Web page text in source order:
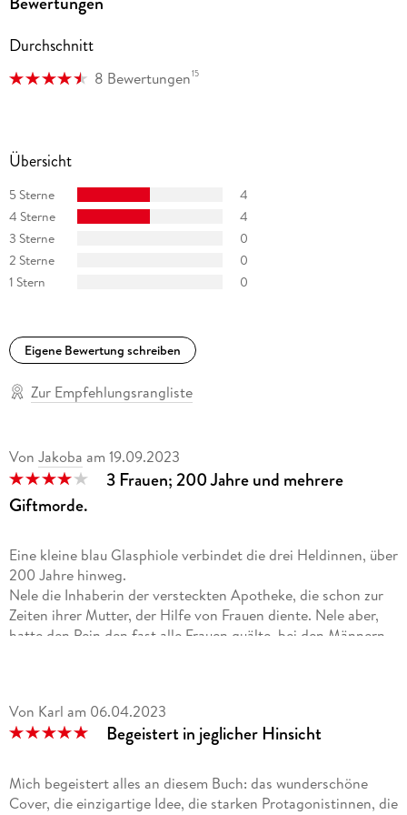
Durchschnitt
8 Bewertungen15
Übersicht
5 Sterne
4
4 Sterne
4
3 Sterne
0
2 Sterne
0
1 Stern
0
Eigene Bewertung schreiben
Zur Empfehlungsrangliste
Von Jakoba am 19.09.2023
3 Frauen; 200 Jahre und mehrere
Giftmorde.
Eine kleine blau Glasphiole verbindet die drei Heldinnen, über
200 Jahre hinweg.
Nele die Inhaberin der versteckten Apotheke, die schon zur
Zeiten ihrer Mutter, der Hilfe von Frauen diente. Nele aber,
hatte den Pein den fast alle Frauen quälte, bei den Männern
Mann zu ein Problem geworden ist.
In unserer Zeit zieht Caroline die kleine Phiole aus der
Caroline auf ihrer Reise zum 10 Hochzeitstag. Dort stolpert
sie über die Spuren die Nele und Elaisa in der Zeit
Von Karl am 06.04.2023
Begeistert in jeglicher Hinsicht
Mich begeistert alles an diesem Buch: das wunderschöne
Cover, die einzigartige Idee, die starken Protagonistinnen, die